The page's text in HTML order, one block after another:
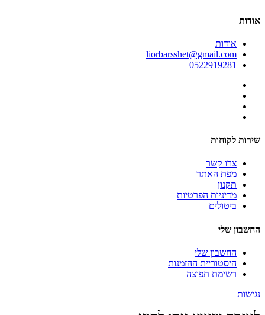
אודות
אודות
liorbarsshet@gmail.com
0522919281
שירות לקוחות
צרו קשר
מפת האתר
תקנון
מדיניות הפרטיות
ביטולים
החשבון שלי
החשבון שלי
היסטוריית ההזמנות
רשימת תפוצה
נגישות